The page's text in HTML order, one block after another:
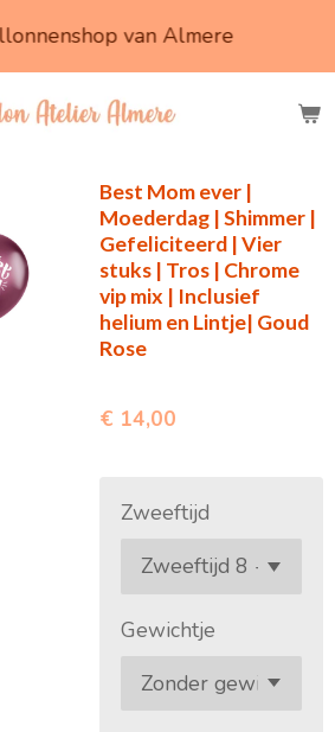
van Almere
Best Mom ever |
Moederdag | Shimmer |
Gefeliciteerd | Vier
stuks | Tros | Chrome
vip mix | Inclusief
helium en Lintje| Goud
Rose
€ 14,00
Zweeftijd
Gewichtje